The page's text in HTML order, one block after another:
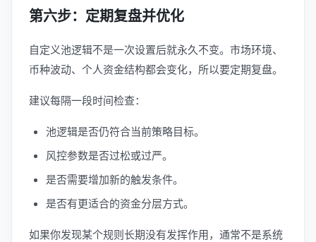
第六步：定期复盘并优化
自定义池逻辑不是一次设置后就永久不变。市场环境、
币种波动、个人资金结构都会变化，所以要定期复盘。
建议每隔一段时间检查：
池逻辑是否仍符合当前策略目标。
风控参数是否过松或过严。
是否需要增加新的触发条件。
是否有更适合的资金分层方式。
如果你发现某个规则长期没有发挥作用，通常不是系统